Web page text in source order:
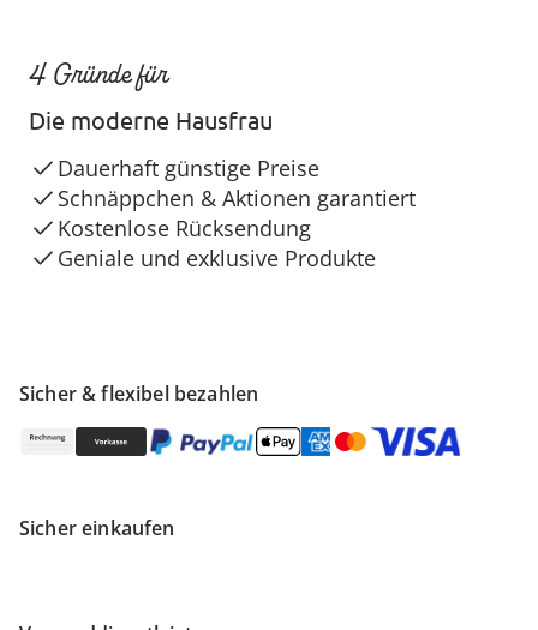
Sicher & flexibel bezahlen
Sicher einkaufen
4 Gründe für
Die moderne Hausfrau
Dauerhaft günstige Preise
Schnäppchen & Aktionen garantiert
Kostenlose Rücksendung
Geniale und exklusive Produkte